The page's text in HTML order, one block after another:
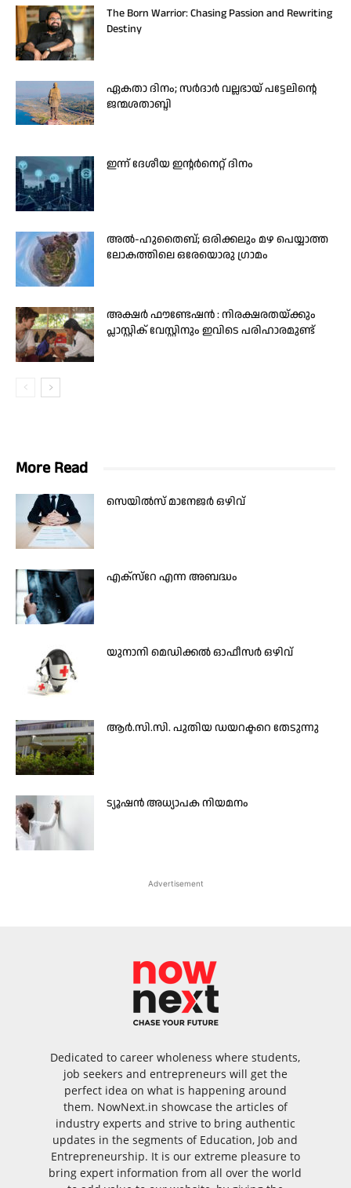
The Born Warrior: Chasing Passion and Rewriting
Destiny
ഏകതാ ദിനം; സർദാർ വല്ലഭായ് പട്ടേലിന്റെ
ജന്മശതാബ്ദി
ഇന്ന് ദേശീയ ഇന്റർനെറ്റ് ദിനം
അൽ-ഹുതൈബ്; ഒരിക്കലും മഴ പെയ്യാത്ത
ലോകത്തിലെ ഒരേയൊരു ഗ്രാമം
അക്ഷർ ഫൗണ്ടേഷൻ : നിരക്ഷരതയ്ക്കും
പ്ലാസ്റ്റിക് വേസ്റ്റിനും ഇവിടെ പരിഹാരമുണ്ട്
More Read
സെയിൽസ് മാനേജർ ഒഴിവ്
എക്സ്റേ എന്ന അബദ്ധം
യുനാനി മെഡിക്കല്‍ ഓഫീസര്‍ ഒഴിവ്
ആർ.സി.സി. പുതിയ ഡയറക്ടറെ തേടുന്നു
ട്യൂഷന്‍ അധ്യാപക നിയമനം
Advertisement
Dedicated to career wholeness where students,
job seekers and entrepreneurs will get the
perfect idea on what is happening around
them. NowNext.in showcase the articles of
industry experts and strive to bring authentic
updates in the segments of Education, Job and
Entrepreneurship. It is our extreme pleasure to
bring expert information from all over the world